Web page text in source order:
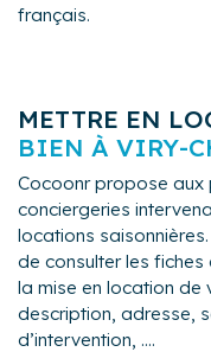
français.
METTRE EN
BIEN À VIRY-
Cocoonr propose aux
conciergeries
locations
de consulter les
la mise en location de
description, adresse,
d’intervention, ....